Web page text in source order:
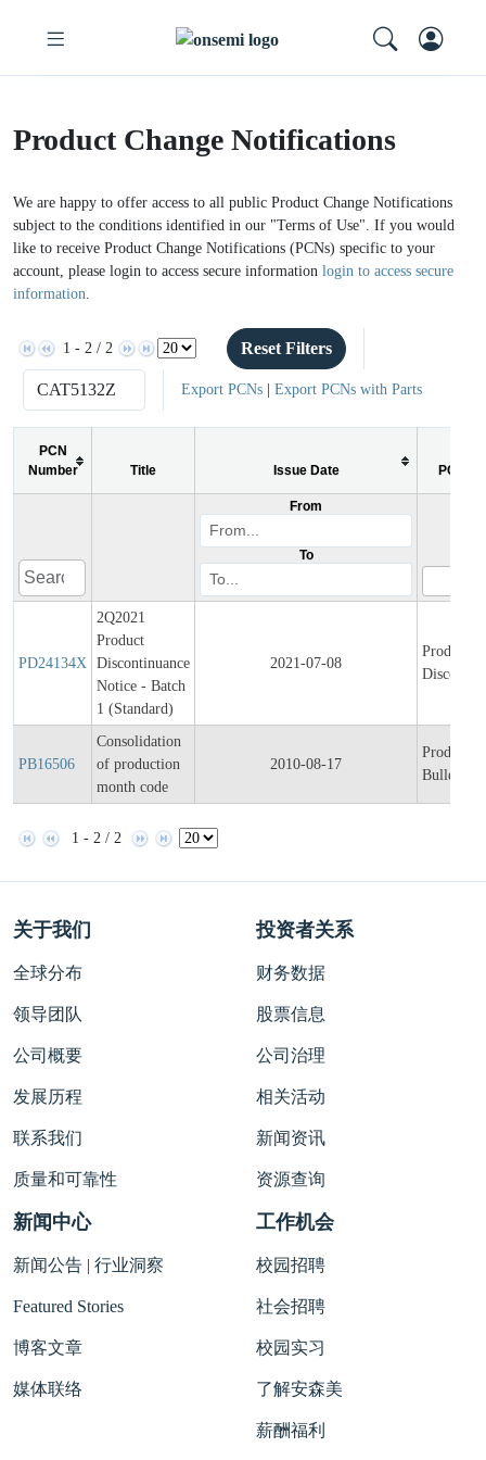
Product Change Notifications
We are happy to offer access to all public Product Change Notifications
subject to the conditions identified in our "Terms of Use". If you would
like to receive Product Change Notifications (PCNs) specific to your
account, please login to access secure information login to access secure
information
1 - 2 / 2 Reset Filters
Export PCNs| Export PCNs with Parts
PCN
Number
Title Issue Date PCN
From
To
PD24134X
2Q2021
Product
Discontinuance
Notice - Batch
1 (Standard)
2021-07-08
Product
PB16506
Consolidation
of production
month code
2010-08-17
Product
Bulletin
1 - 2 / 2
关于我们
全球分布
领导团队
公司概要
发展历程
联系我们
质量和可靠性
投资者关系
财务数据
股票信息
公司治理
相关活动
新闻资讯
资源查询
新闻中心
新闻公告 | 行业洞察
Featured Stories
博客文章
媒体联络
工作机会
校园招聘
社会招聘
校园实习
了解安森美
薪酬福利